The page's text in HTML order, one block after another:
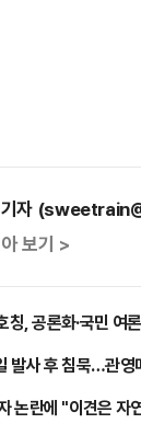
기자
보기 >
, 공론화·국민 여
발사 후 침묵…관영
논란에 "이견은 자